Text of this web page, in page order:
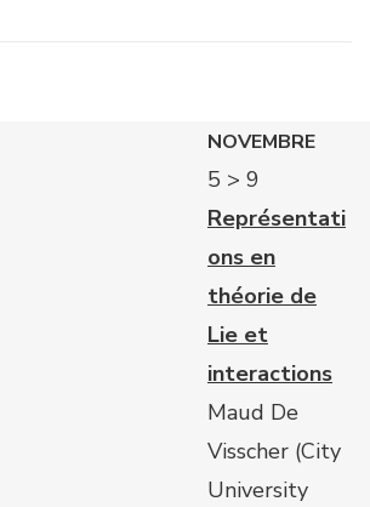
NOVEMBRE
5 > 9
Représentati
ons en
théorie de
Lie et
interactions
Maud De
Visscher (City
University